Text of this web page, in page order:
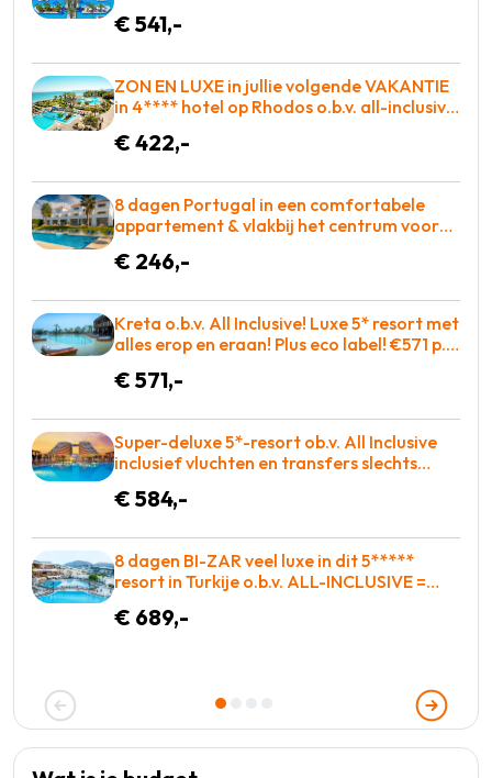
€ 541,-
ZON EN LUXE in jullie volgende VAKANTIE
in 4**** hotel op Rhodos o.b.v. all-inclusive
€ 422,-
8 dagen Portugal in een comfortabele
appartement & vlakbij het centrum voor
€ 246,-
Kreta o.b.v. All Inclusive! Luxe 5* resort met
alles erop en eraan! Plus eco label! €571 p.p.
€ 571,-
Super-deluxe 5*-resort ob.v. All Inclusive
inclusief vluchten en transfers slechts
€ 584,-
8 dagen BI-ZAR veel luxe in dit 5*****
resort in Turkije o.b.v. ALL-INCLUSIVE =
€ 689,-